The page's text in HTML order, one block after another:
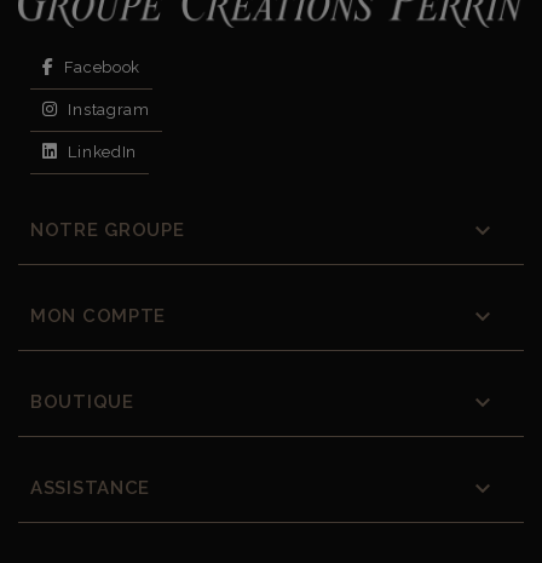
Facebook
Instagram
LinkedIn
NOTRE GROUPE 
MON COMPTE 
BOUTIQUE 
ASSISTANCE 